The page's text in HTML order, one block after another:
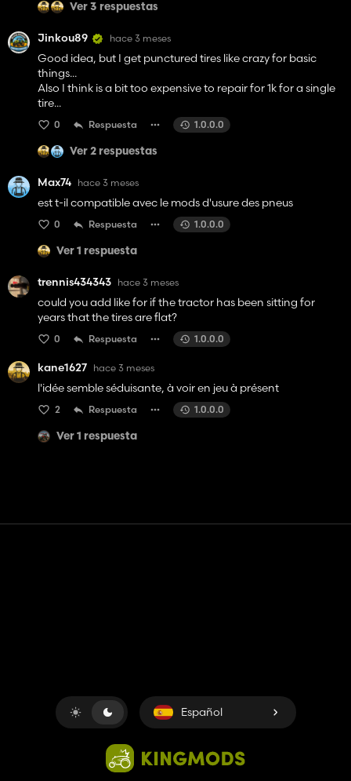
Ver 3 respuestas
Jinkou89 hace 3 meses
Good idea, but I get punctured tires like crazy for basic
things...
Also I think is a bit too expensive to repair for 1k for a single
tire...
0 Respuesta 1.0.0.0
Ver 2 respuestas
Max74 hace 3 meses
est t-il compatible avec le mods d'usure des pneus
0 Respuesta 1.0.0.0
Ver 1 respuesta
trennis434343 hace 3 meses
could you add like for if the tractor has been sitting for
years that the tires are flat?
0 Respuesta 1.0.0.0
kane1627 hace 3 meses
l'idée semble séduisante, à voir en jeu à présent
2 Respuesta 1.0.0.0
Ver 1 respuesta
Español